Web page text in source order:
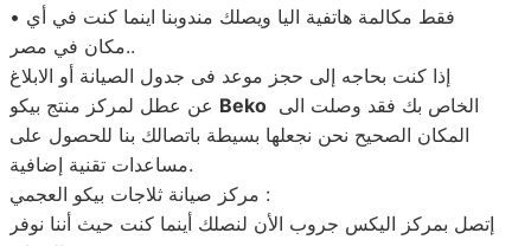
• فقط مكالمة هاتفية اليا ويصلك مندوبنا اينما كنت في أي
مكان في مصر..
إذا كنت بحاجه إلى حجز موعد فى جدول الصيانة أو الابلاغ
Beko
المكان الصحيح نحن نجعلها بسيطة باتصالك بنا للحصول على
مساعدات تقنية إضافية.
مركز صيانة ثلاجات بيكو العجمي :
إتصل بمركز اليكس جروب الأن لنصلك أينما كنت حيث أننا نوفر